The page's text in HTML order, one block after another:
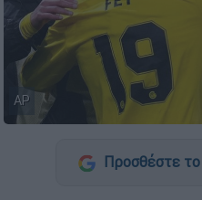
AP
Προσθέστε